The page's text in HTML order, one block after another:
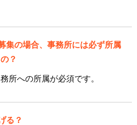
集の場合、事務所には必ず所属
？
所への所属が必須です。
る？